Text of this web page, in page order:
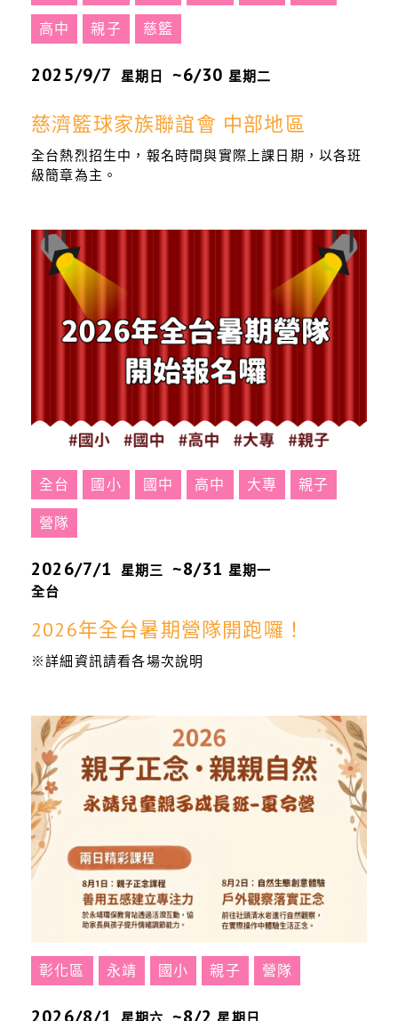
高中 親子 慈籃
2025/9/7 星期日 ~6/30 星期二
慈濟籃球家族聯誼會 中部地區
全台熱烈招生中，報名時間與實際上課日期，以各班
級簡章為主。
全台 國小 國中 高中 大專 親子
營隊
2026/7/1 星期三 ~8/31 星期一
全台
2026年全台暑期營隊開跑囉！
※詳細資訊請看各場次說明
彰化區 永靖 國小 親子 營隊